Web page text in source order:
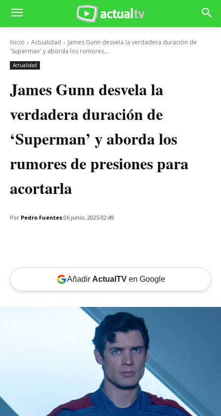
Inicio Actualidad
James Gunn desvela la verdadera duración de
'Superman' y aborda los rumores...
Actualidad
James Gunn desvela la
verdadera duración de
‘Superman’ y aborda los
rumores de presiones para
acortarla
Por Pedro Fuentes 06 junio, 2025 02:49
Añadir ActualTVen Google